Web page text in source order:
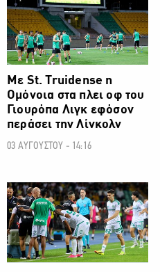
Με St. Truidense η
Ομόνοια στα πλει οφ του
Γιουρόπα Λιγκ εφόσον
περάσει την Λίνκολν
03 ΑΥΓΟΥΣΤΟΥ - 14:16
ΠΡΩΤΑΘΛΗΜΑ CYTA